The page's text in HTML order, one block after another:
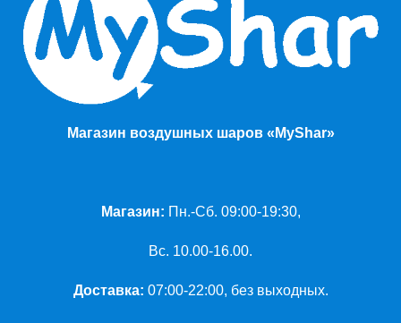
Магазин воздушных шаров «MyShar»
Магазин: Пн.-Сб. 09:00-19:30,
Вс. 10.00-16.00.
Доставка: 07:00-22:00, без выходных.